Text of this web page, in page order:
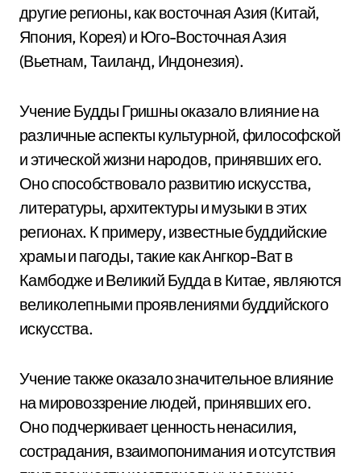
другие регионы, как восточная Азия (Китай,
Япония, Корея) и Юго-Восточная Азия
(Вьетнам, Таиланд, Индонезия).
Учение Будды Гришны оказало влияние на
различные аспекты культурной, философской
и этической жизни народов, принявших его.
Оно способствовало развитию искусства,
литературы, архитектуры и музыки в этих
регионах. К примеру, известные буддийские
храмы и пагоды, такие как Ангкор-Ват в
Камбодже и Великий Будда в Китае, являются
великолепными проявлениями буддийского
искусства.
Учение также оказало значительное влияние
на мировоззрение людей, принявших его.
Оно подчеркивает ценность ненасилия,
сострадания, взаимопонимания и отсутствия